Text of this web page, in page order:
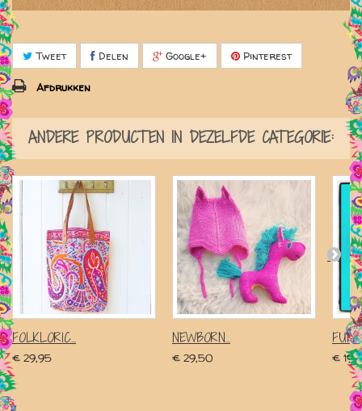
Tweet Delen Google+ Pinterest
Afdrukken
ANDERE PRODUCTEN IN DEZELFDE CATEGORIE:
FOLKLORIC...
€ 29,95
NEWBORN...
€ 29,50 €